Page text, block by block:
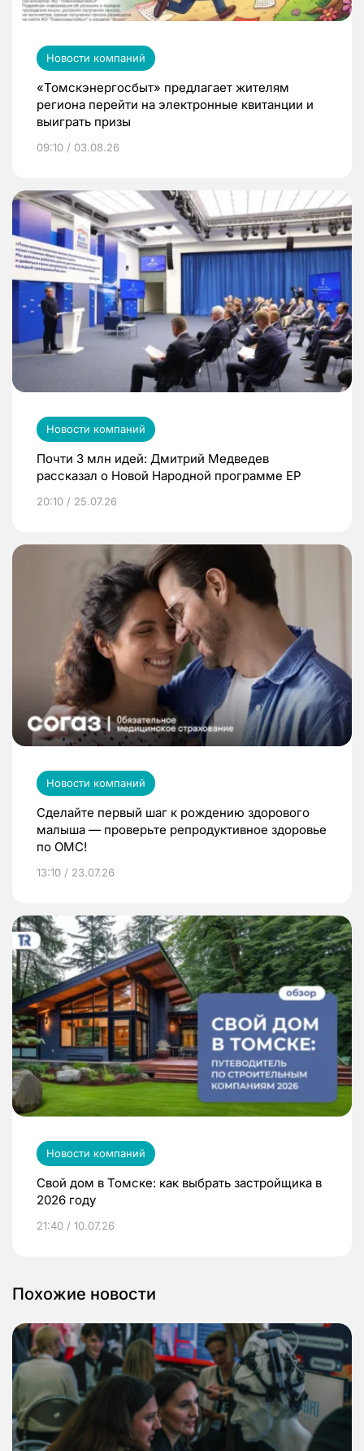
Новости компаний
«Томскэнергосбыт» предлагает жителям
региона перейти на электронные квитанции и
выиграть призы
09:10 / 03.08.26
Новости компаний
Почти 3 млн идей: Дмитрий Медведев
рассказал о Новой Народной программе ЕР
20:10 / 25.07.26
Новости компаний
Сделайте первый шаг к рождению здорового
малыша — проверьте репродуктивное здоровье
по ОМС!
13:10 / 23.07.26
Новости компаний
Свой дом в Томске: как выбрать застройщика в
2026 году
21:40 / 10.07.26
Похожие новости